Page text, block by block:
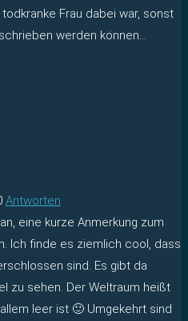
Frau dabei war, sonst
werden können…
Antworten
eine kurze Anmerkung zum
Ich finde es ziemlich cool, dass
sind. Es gibt da
zu sehen. Der Weltraum heißt
leer ist 🙂 Umgekehrt sind